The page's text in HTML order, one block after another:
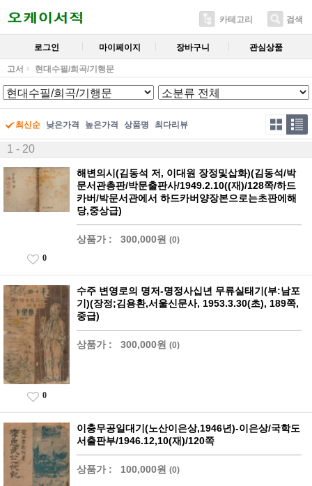
카테고리 검색
로그인 마이페이지 장바구니 관심상품
고서 현대수필/희곡/기행문
최신순 낮은가격 높은가격 상품명 최다리뷰
1 - 20
해변의시(김동석 저, 이대원 장정및삽화)(김동석/박
문서관총판/박문출판사/1949.2.10((재)/128쪽/하드
카버/박문서관에서 하드카버양장본으로는초판에해
당,중상급)
상품가 : 300,000원 (0)
0
수주 변영로의 명저-명정사십년 무류실태기(부:남포
기)(장정;김용환,서울신문사, 1953.3.30(초), 189쪽,
중급)
상품가 : 300,000원 (0)
0
이충무공일대기(노산이은상,1946년)-이은상/국학도
서출판부/1946.12,10(재)/120쪽
상품가 : 100,000원 (0)